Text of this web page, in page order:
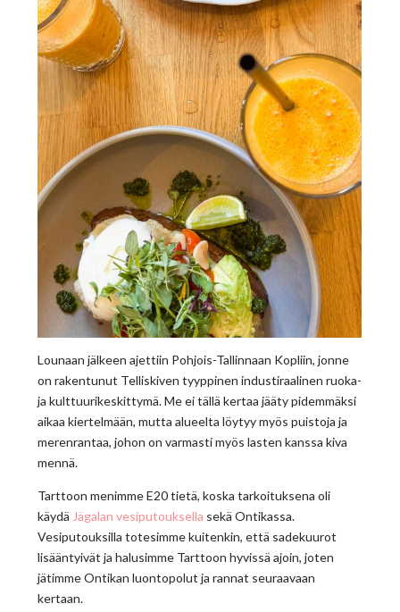
Lounaan jälkeen ajettiin Pohjois-Tallinnaan Kopliin, jonne
on rakentunut Telliskiven tyyppinen industiraalinen ruoka-
ja kulttuurikeskittymä. Me ei tällä kertaa jääty pidemmäksi
aikaa kiertelmään, mutta alueelta löytyy myös puistoja ja
merenrantaa, johon on varmasti myös lasten kanssa kiva
mennä.
Tarttoon menimme E20 tietä, koska tarkoituksena oli
käydä Jägalan vesiputouksella sekä Ontikassa.
Vesiputouksilla totesimme kuitenkin, että sadekuurot
lisääntyivät ja halusimme Tarttoon hyvissä ajoin, joten
jätimme Ontikan luontopolut ja rannat seuraavaan
kertaan.